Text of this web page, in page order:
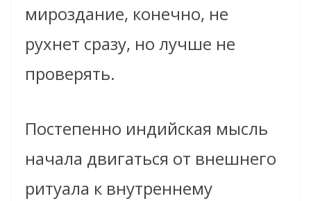
мироздание, конечно, не
рухнет сразу, но лучше не
проверять.
Постепенно индийская мысль
начала двигаться от внешнего
ритуала к внутреннему